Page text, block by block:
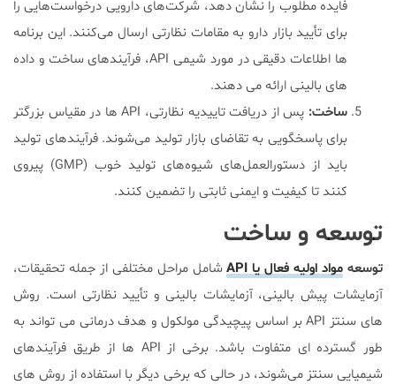
فایده مطلوب را نشان دهد، شرکت‌های دارویی درخواست‌هایی را
برای تأیید بازار دارو به مقامات نظارتی ارسال می‌کنند. این برنامه
ها اطلاعات دقیقی در مورد شیمی API، فرآیندهای ساخت و داده
های بالینی ارائه می دهند.
ساخت:
پس از دریافت تاییدیه نظارتی، API ها در مقیاس بزرگتر
برای پاسخگویی به تقاضای بازار تولید می‌شوند. فرآیندهای تولید
باید از دستورالعمل‌های شیوه‌های تولید خوب (GMP) پیروی
کنند تا کیفیت و ایمنی ثابتی را تضمین کنند.
توسعه و ساخت
توسعه مواد اولیه فعال یا API
شامل مراحل مختلفی از جمله تحقیقات،
آزمایشات پیش بالینی، آزمایشات بالینی و تأیید نظارتی است. روش
های سنتز API بر اساس پیچیدگی مولکول و هدف درمانی می تواند به
طور گسترده ای متفاوت باشد. برخی از API ها از طریق فرآیندهای
شیمیایی سنتز می‌شوند، در حالی که برخی دیگر با استفاده از روش های